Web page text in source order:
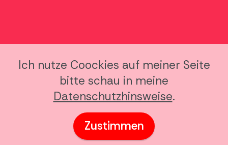
Ich nutze Coockies auf meiner Seite
bitte schau in meine
Datenschutzhinsweise.
Zustimmen